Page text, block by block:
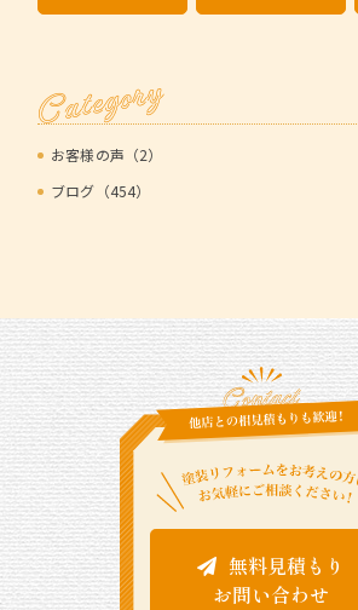
Category
お客様の声（2）
ブログ（454）
無料見積もり
お問い合わせ